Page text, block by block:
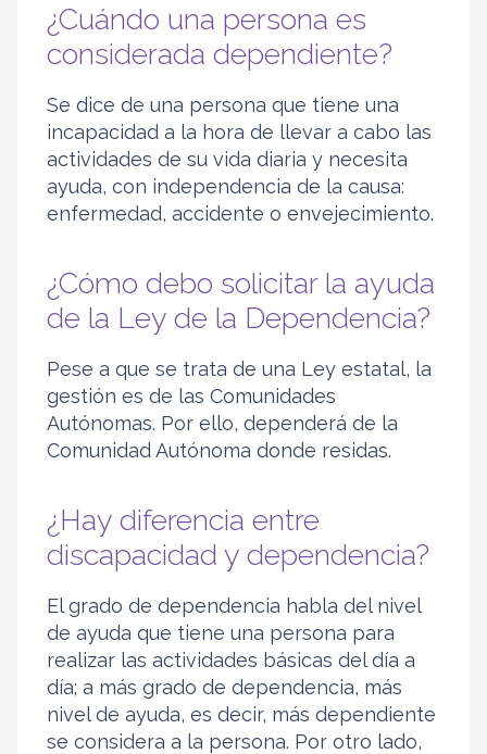
¿Cuándo una persona es
considerada dependiente?
Se dice de una persona que tiene una
incapacidad a la hora de llevar a cabo las
actividades de su vida diaria y necesita
ayuda, con independencia de la causa:
enfermedad, accidente o envejecimiento.
¿Cómo debo solicitar la ayuda
de la Ley de la Dependencia?
Pese a que se trata de una Ley estatal, la
gestión es de las Comunidades
Autónomas. Por ello, dependerá de la
Comunidad Autónoma donde residas.
¿Hay diferencia entre
discapacidad y dependencia?
El grado de dependencia habla del nivel
de ayuda que tiene una persona para
realizar las actividades básicas del día a
día; a más grado de dependencia, más
nivel de ayuda, es decir, más dependiente
se considera a la persona. Por otro lado,